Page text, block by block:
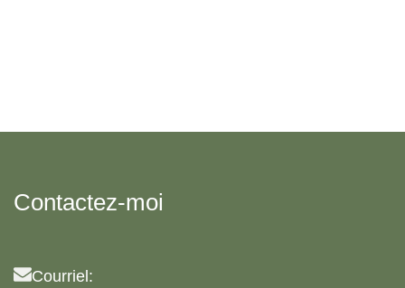
Contactez-moi
Courriel: